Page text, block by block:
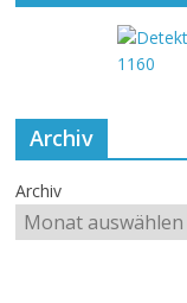
Archiv
Archiv